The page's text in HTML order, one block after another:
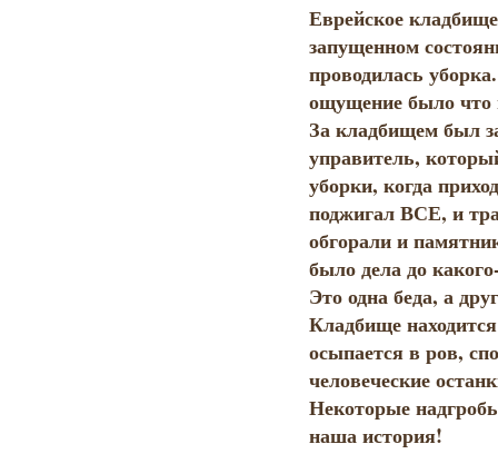
Еврейское
запущенном
проводилась
ощущение было
За кладбищем был
управитель,
уборки, когда
поджигал ВСЕ, и
обгорали и
было дела до
Это одна беда, а
Кладбище
осыпается в ров,
человеческие
Некоторые
наша история!